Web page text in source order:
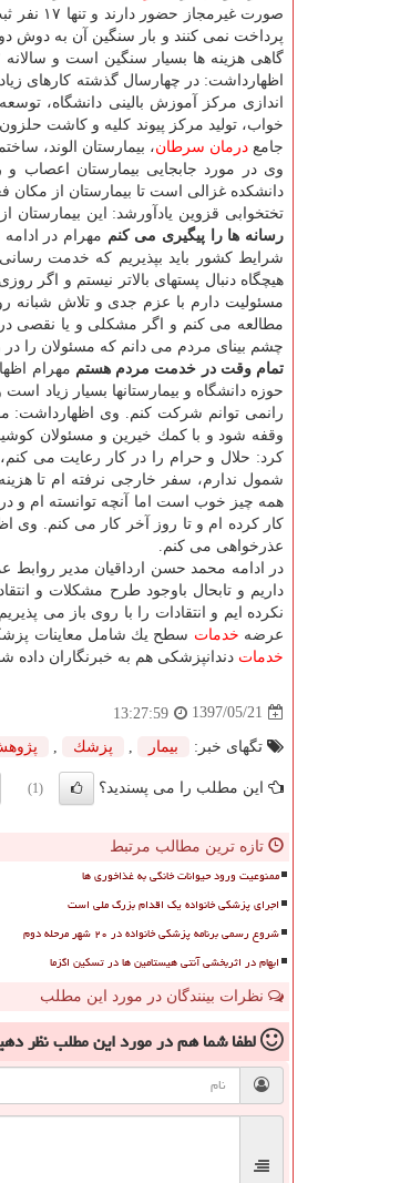
صورت
پرداخت نمی كنند و بار سنگین آن به دوش
گاهی هزینه ها بسیار سنگین است و سالانه ۲ میلیارد تومان فقط برای
اظهارداشت: در چهارسال گذشته كارهای
اندازی مركز آموزش بالینی دانشگاه،
خواب، تولید مركز پیوند كلیه و كاشت
جامع درمان سرطان، بیمارستان الوند،
تختخوابی قزوین یادآورشد: این
رسانه ها را پیگیری می كنم مهرام در
شرایط كشور باید بپذیریم كه خدمت
هیچگاه دنبال پستهای بالاتر نیستم و اگر
مسئولیت دارم با عزم جدی و تلاش شبانه
مطالعه می كنم و اگر مشكلی و یا نقصی
چشم بینای مردم می دانم كه مسئولان را در
تمام وقت در خدمت مردم هستم مهرام
حوزه دانشگاه و بیمارستانها بسیار زیاد
رانمی توانم شركت كنم. وی اظهارداشت:
وقفه شود و با كمك خیرین و مسئولان
شمول ندارم، سفر خارجی نرفته ام تا
همه چیز خوب است اما آنچه توانسته ام و
كار كرده ام و تا روز آخر كار می كنم. وی
عذرخواهی می كنم.
در ادامه محمد حسن ارداقیان مدیر روابط
داریم و تابحال باوجود طرح مشكلات و
نكرده ایم و انتقادات را با روی باز می
عرضه خدمات سطح یك شامل معاینات
خدمات دندانپزشكی هم به خبرنگاران داده
1397/05/21
13:27:59
تگهای خبر: بیمار پزشك
این مطلب را می پسندید؟ (1)
تازه ترین مطالب مرتبط
ممنوعیت ورود حیوانات خانگی به غذاخوری ها
اجرای پزشکی خانواده یک اقدام بزرگ ملی است
شروع رسمی برنامه پزشکی خانواده در ۲۰ شهر مرحله دوم
ابهام در اثربخشی آنتی هیستامین ها در تسکین اگزما
نظرات بینندگان در مورد این مطلب
لطفا شما همدر مورد این مطلبنظر